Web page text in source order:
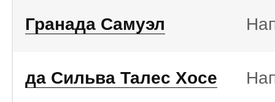
Гранада Самуэл
да Сильва Талес Хосе